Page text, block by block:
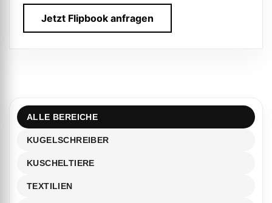
Jetzt Flipbook anfragen
ALLE BEREICHE
KUGELSCHREIBER
KUSCHELTIERE
TEXTILIEN